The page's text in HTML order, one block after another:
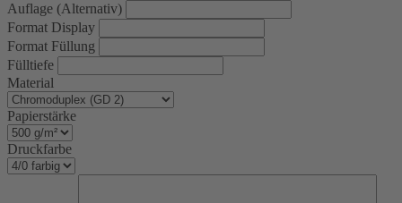
Auflage (Alternativ)
Format Display
Format Füllung
Fülltiefe
Material
Papierstärke
Druckfarbe